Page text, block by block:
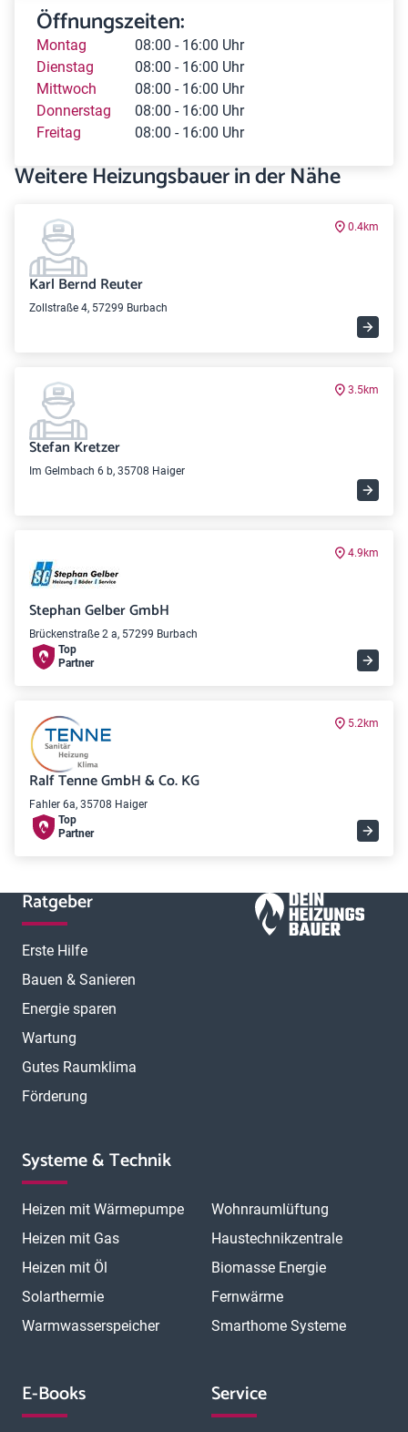
Öffnungszeiten:
Montag
08:00 - 16:00 Uhr
Dienstag
08:00 - 16:00 Uhr
Mittwoch
08:00 - 16:00 Uhr
Donnerstag
08:00 - 16:00 Uhr
Freitag
08:00 - 16:00 Uhr
Weitere Heizungsbauer in der Nähe
0.4km
Karl Bernd Reuter
Zollstraße 4, 57299 Burbach
3.5km
Stefan Kretzer
Im Gelmbach 6 b, 35708 Haiger
4.9km
Stephan Gelber GmbH
Brückenstraße 2 a, 57299 Burbach
Top
Partner
5.2km
Ralf Tenne GmbH & Co. KG
Fahler 6a, 35708 Haiger
Top
Partner
Ratgeber
Erste Hilfe
Bauen & Sanieren
Energie sparen
Wartung
Gutes Raumklima
Förderung
Systeme & Technik
Heizen mit Wärmepumpe
Heizen mit Gas
Heizen mit Öl
Solarthermie
Warmwasserspeicher
Wohnraumlüftung
Haustechnikzentrale
Biomasse Energie
Fernwärme
Smarthome Systeme
E-Books Service